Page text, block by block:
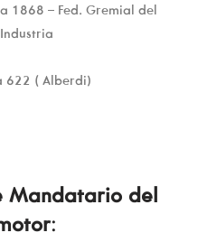
1868 – Fed. Gremial del
622 ( Alberdi)
Mandatario del
: